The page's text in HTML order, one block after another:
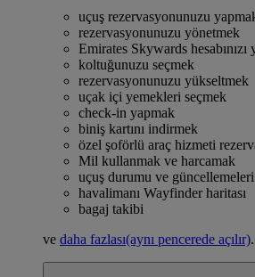
uçuş rezervasyonunuzu
rezervasyonunuzu yönetmek
Emirates Skywards hesabınızı
koltuğunuzu seçmek
rezervasyonunuzu yükseltmek
uçak içi yemekleri seçmek
check-in yapmak
biniş kartını indirmek
özel şoförlü araç hizmeti
Mil kullanmak ve harcamak
uçuş durumu ve güncellemeleri
havalimanı Wayfinder haritası
bagaj takibi
ve daha fazlası(aynı pencerede açılır).